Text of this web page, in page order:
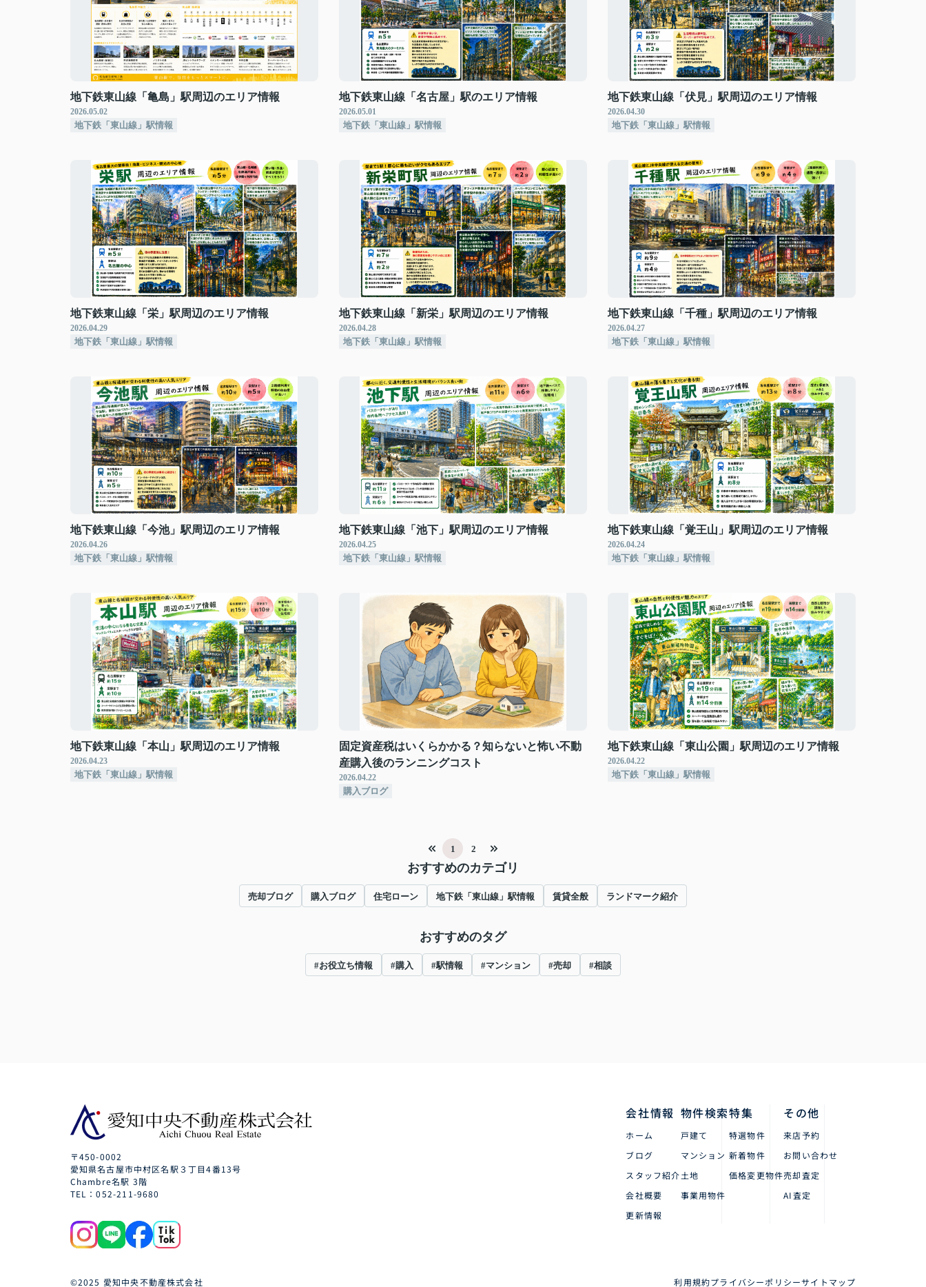
地下鉄東山線「亀島」駅周辺のエリア情報
2026.05.02
地下鉄「東山線」駅情報
地下鉄東山線「名古屋」駅のエリア情報
2026.05.01
地下鉄「東山線」駅情報
地下鉄東山線「伏見」駅周辺のエリア情報
2026.04.30
地下鉄「東山線」駅情報
地下鉄東山線「栄」駅周辺のエリア情報
2026.04.29
地下鉄「東山線」駅情報
地下鉄東山線「新栄」駅周辺のエリア情報
2026.04.28
地下鉄「東山線」駅情報
地下鉄東山線「千種」駅周辺のエリア情報
2026.04.27
地下鉄「東山線」駅情報
地下鉄東山線「今池」駅周辺のエリア情報
2026.04.26
地下鉄「東山線」駅情報
地下鉄東山線「池下」駅周辺のエリア情報
2026.04.25
地下鉄「東山線」駅情報
地下鉄東山線「覚王山」駅周辺のエリア情報
2026.04.24
地下鉄「東山線」駅情報
地下鉄東山線「本山」駅周辺のエリア情報
2026.04.23
地下鉄「東山線」駅情報
固定資産税はいくらかかる？知らないと怖い不動
産購入後のランニングコスト
2026.04.22
購入ブログ
地下鉄東山線「東山公園」駅周辺のエリア情報
2026.04.22
地下鉄「東山線」駅情報
1 2
おすすめのカテゴリ
売却ブログ 購入ブログ 住宅ローン 地下鉄「東山線」駅情報 賃貸全般 ランドマーク紹介
おすすめのタグ
#お役立ち情報 #購入 #駅情報 #マンション #売却 #相談
〒450-0002
愛知県名古屋市中村区名駅３丁目4番13号
Chambre名駅 3階
TEL：052-211-9680
会社情報
ホーム
ブログ
スタッフ紹介
会社概要
更新情報
物件検索
戸建て
マンション
土地
事業用物件
特集
特選物件
新着物件
価格変更物件
その他
来店予約
お問い合わせ
売却査定
AI査定
©2025 愛知中央不動産株式会社 利用規約プライバシーポリシーサイトマップ